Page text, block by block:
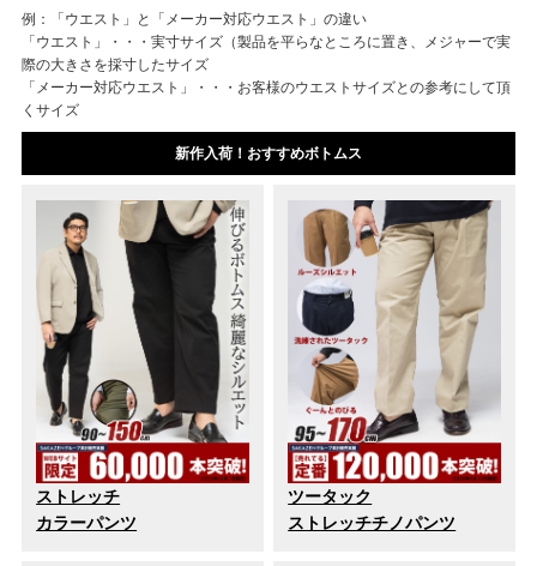
例：「ウエスト」と「メーカー対応ウエスト」の違い
「ウエスト」・・・実寸サイズ（製品を平らなところに置き、メジャーで実
際の大きさを採寸したサイズ
「メーカー対応ウエスト」・・・お客様のウエストサイズとの参考にして頂
くサイズ
新作入荷！おすすめボトムス
ストレッチ
カラーパンツ
ツータック
ストレッチチノパンツ